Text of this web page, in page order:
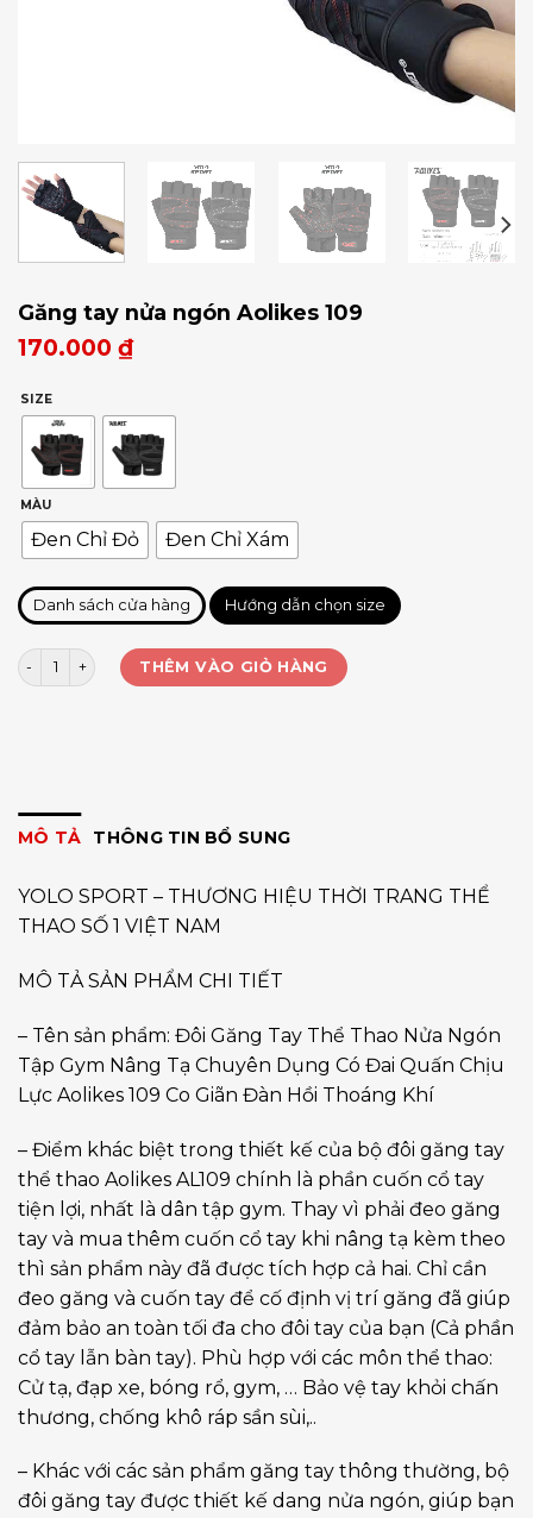
Găng tay nửa ngón Aolikes 109
170.000 ₫
SIZE
MÀU
Đen Chỉ Đỏ Đen Chỉ Xám
Danh sách cửa hàng Hướng dẫn chọn size
Găng tay nửa ngón Aolikes 109 số lượng
THÊM VÀO GIỎ HÀNG
MÔ TẢ THÔNG TIN BỔ SUNG
YOLO SPORT – THƯƠNG HIỆU THỜI TRANG THỂ
THAO SỐ 1 VIỆT NAM
MÔ TẢ SẢN PHẨM CHI TIẾT
– Tên sản phẩm: Đôi Găng Tay Thể Thao Nửa Ngón
Tập Gym Nâng Tạ Chuyên Dụng Có Đai Quấn Chịu
Lực Aolikes 109 Co Giãn Đàn Hồi Thoáng Khí
– Điểm khác biệt trong thiết kế của bộ đôi găng tay
thể thao Aolikes AL109 chính là phần cuốn cổ tay
tiện lợi, nhất là dân tập gym. Thay vì phải đeo găng
tay và mua thêm cuốn cổ tay khi nâng tạ kèm theo
thì sản phẩm này đã được tích hợp cả hai. Chỉ cần
đeo găng và cuốn tay để cố định vị trí găng đã giúp
đảm bảo an toàn tối đa cho đôi tay của bạn (Cả phần
cổ tay lẫn bàn tay). Phù hợp với các môn thể thao:
Cử tạ, đạp xe, bóng rổ, gym, … Bảo vệ tay khỏi chấn
thương, chống khô ráp sần sùi,..
– Khác với các sản phẩm găng tay thông thường, bộ
đôi găng tay được thiết kế dang nửa ngón, giúp bạn